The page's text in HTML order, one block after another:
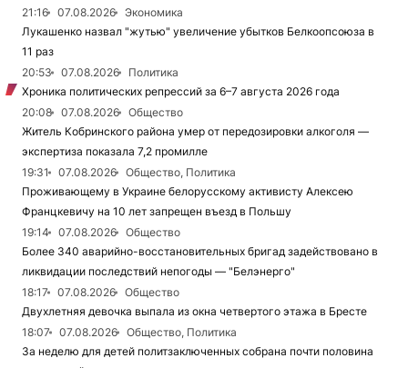
21:16
07.08.2026
Экономика
Лукашенко назвал "жутью" увеличение убытков Белкоопсоюза в
11 раз
20:53
07.08.2026
Политика
Хроника политических репрессий за 6–7 августа 2026 года
20:08
07.08.2026
Общество
Житель Кобринского района умер от передозировки алкоголя —
экспертиза показала 7,2 промилле
19:31
07.08.2026
Общество, Политика
Проживающему в Украине белорусскому активисту Алексею
Францкевичу на 10 лет запрещен въезд в Польшу
19:14
07.08.2026
Общество
Более 340 аварийно-восстановительных бригад задействовано в
ликвидации последствий непогоды — "Белэнерго"
18:17
07.08.2026
Общество
Двухлетняя девочка выпала из окна четвертого этажа в Бресте
18:07
07.08.2026
Общество, Политика
За неделю для детей политзаключенных собрана почти половина